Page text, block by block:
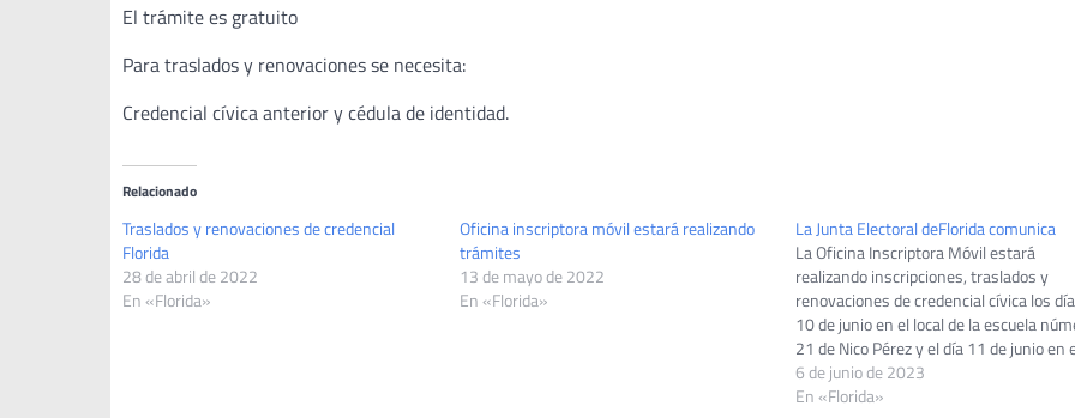
El trámite es gratuito
Para traslados y renovaciones se necesita:
Credencial cívica anterior y cédula de identidad.
Relacionado
Traslados y renovaciones de credencial
Florida
28 de abril de 2022
En «Florida»
Oficina inscriptora móvil estará realizando
trámites
13 de mayo de 2022
En «Florida»
La Junta Electoral deFlorida comunica
La Oficina Inscriptora Móvil estará
realizando inscripciones, traslados y
renovaciones de credencial cívica los
10 de junio en el local de la escuela
21 de Nico Pérez y el día 11 de junio en
local de la escuela número 24 de cardal.
el horario de 9…
6 de junio de 2023
En «Florida»